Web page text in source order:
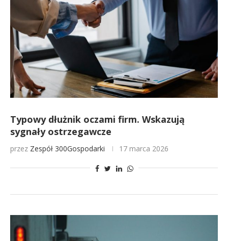
Typowy dłużnik oczami firm. Wskazują
sygnały ostrzegawcze
przez Zespół 300Gospodarki 17 marca 2026